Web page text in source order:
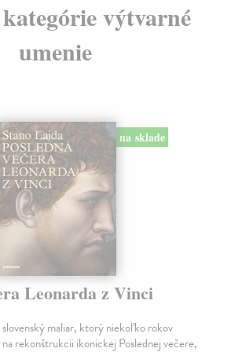
výtvarné
umenie
na sklade
Leonarda z Vinci
slovenský maliar, ktorý niekoľko rokov
rekonštrukcii ikonickej Poslednej večere,